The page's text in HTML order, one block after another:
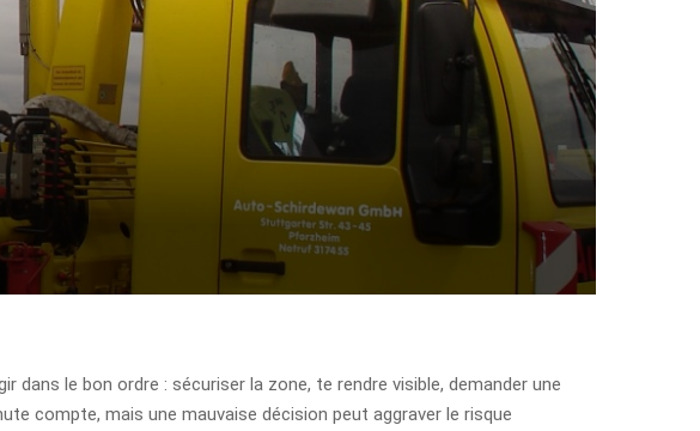
dans le bon ordre : sécuriser la zone, te rendre visible, demander une
compte, mais une mauvaise décision peut aggraver le risque